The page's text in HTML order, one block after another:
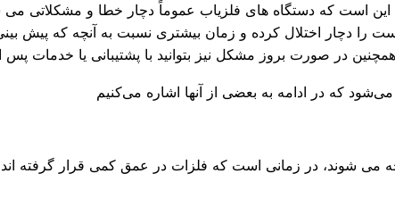
این است که دستگاه های فلزیاب عموماً دچار خطا و مشکلاتی
را دچار اختلال کرده و زمان بیشتری نسبت به آنچه که پیش
در صورت بروز مشکل نیز بتوانید با پشتیبانی یا
که در ادامه به بعضی از آنها اشاره می‌کنیم
می شوند، در زمانی است که فلزات در عمق کمی قرار گرفته